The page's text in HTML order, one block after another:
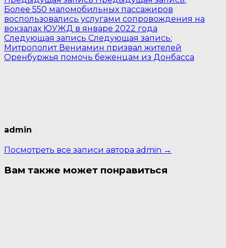
Более 550 маломобильных пассажиров
воспользовались услугами сопровождения на
вокзалах ЮУЖД в январе 2022 года
Следующая запись Следующая запись:
Митрополит Вениамин призвал жителей
Оренбуржья помочь беженцам из Донбасса
admin
Посмотреть все записи автора admin →
Вам также может понравиться